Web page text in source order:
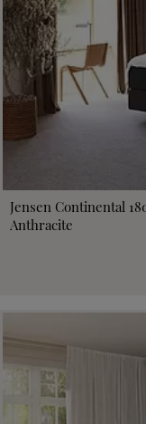
Jensen Continental
Anthracite